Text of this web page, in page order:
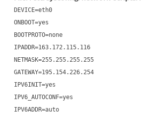
DEVICE=eth0
ONBOOT=yes
BOOTPROTO=none
IPADDR=163.172.115.116
NETMASK=255.255.255.255
GATEWAY=195.154.226.254
IPV6INIT=yes
IPV6_AUTOCONF=yes
IPV6ADDR=auto